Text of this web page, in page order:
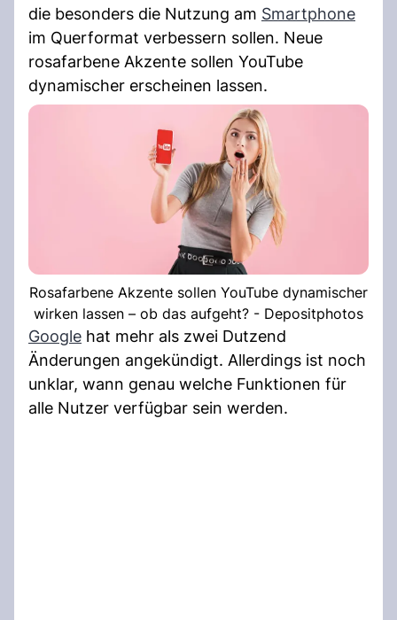
die besonders die Nutzung am Smartphone
im Querformat verbessern sollen. Neue
rosafarbene Akzente sollen YouTube
dynamischer erscheinen lassen.
Rosafarbene Akzente sollen YouTube dynamischer
wirken lassen – ob das aufgeht? - Depositphotos
Google hat mehr als zwei Dutzend
Änderungen angekündigt. Allerdings ist noch
unklar, wann genau welche Funktionen für
alle Nutzer verfügbar sein werden.